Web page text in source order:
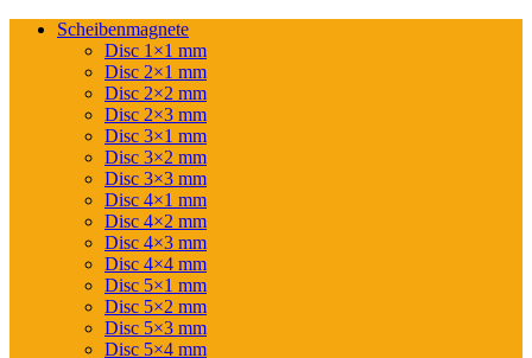
Scheibenmagnete
Disc 1×1 mm
Disc 2×1 mm
Disc 2×2 mm
Disc 2×3 mm
Disc 3×1 mm
Disc 3×2 mm
Disc 3×3 mm
Disc 4×1 mm
Disc 4×2 mm
Disc 4×3 mm
Disc 4×4 mm
Disc 5×1 mm
Disc 5×2 mm
Disc 5×3 mm
Disc 5×4 mm